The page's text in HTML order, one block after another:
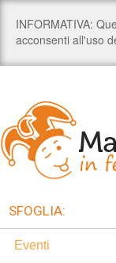
SFOGLIA:
Eventi